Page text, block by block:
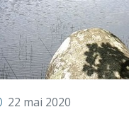
22 mai 2020